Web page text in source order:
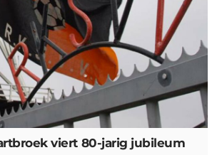
viert 80-jarig jubileum